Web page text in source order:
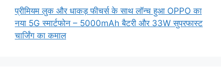
प्रीमियम लुक और धाकड़ फीचर्स के साथ लॉन्च हुआ OPPO का
नया 5G स्मार्टफोन – 5000mAh बैटरी और 33W सुपरफास्ट
चार्जिंग का कमाल